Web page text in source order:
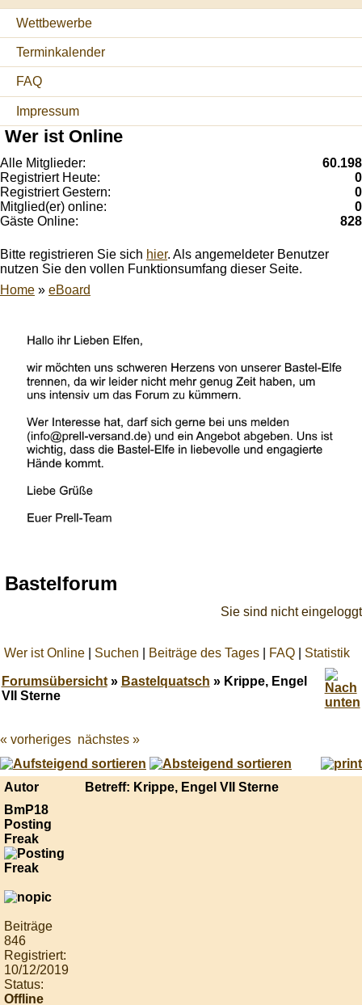
Wettbewerbe
Terminkalender
FAQ
Impressum
Wer ist Online
Alle Mitglieder:
60.198
Registriert Heute:
0
Registriert Gestern:
0
Mitglied(er) online:
0
Gäste Online:
828
Bitte registrieren Sie sich hier. Als angemeldeter Benutzer
nutzen Sie den vollen Funktionsumfang dieser Seite.
Home » eBoard
Bastelforum
Sie sind nicht eingeloggt
Wer ist Online Suchen Beiträge des Tages FAQ Statistik
Forumsübersicht» Bastelquatsch » Krippe, Engel
VII Sterne
Best
online
live
casino
« vorheriges nächstes »
Autor
Betreff: Krippe, Engel VII Sterne
BmP18
Posting
Freak
Beiträge
846
Registriert:
10/12/2019
Status:
Offline